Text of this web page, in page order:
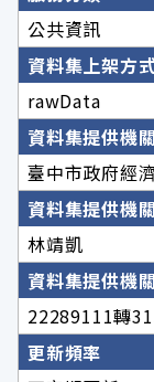
公共資訊
資料集上架方
rawData
資料集提供機關
臺中市政府經
資料集提供機
林靖凱
資料集提供機
22289111轉
更新頻率